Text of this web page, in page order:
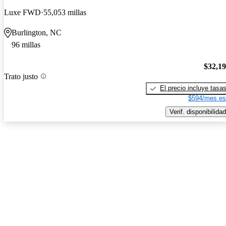
Luxe FWD 55,053 millas
Burlington, NC
96 millas
Trato justo
El precio incluye tasas
$594/mes
Verif. disponibilidad